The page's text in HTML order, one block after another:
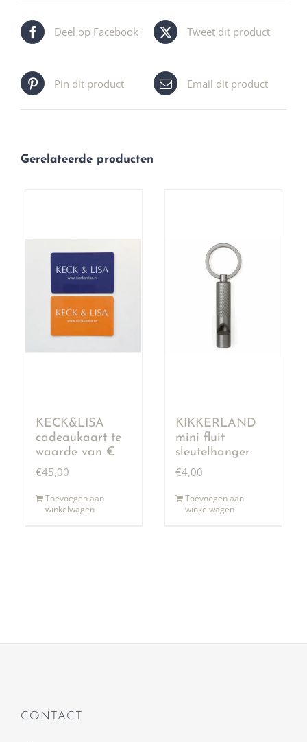
Deel op Facebook Tweet dit product
Pin dit product Email dit product
Gerelateerde producten
KECK&LISA
cadeaukaart te
waarde van €
50,00
€45,00
Toevoegen aan
winkelwagen
KIKKERLAND
mini fluit
sleutelhanger
€4,00
Toevoegen aan
winkelwagen
CONTACT